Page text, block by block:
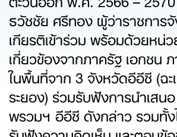
ธวัชชัย ศรีทอง ผู้ว่าราชการ
เกียรติเข้าร่วม พร้อมด้วยหน่
เกี่ยวข้องจากภาครัฐ เอกชน
ในพื้นที่จาก 3 จังหวัดอีอีซี (ฉะ
ระยอง) ร่วมรับฟังการนำเสน
พรวมฯ อีอีซี ดังกล่าว รวมทั้ง